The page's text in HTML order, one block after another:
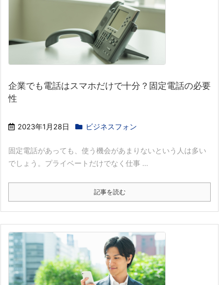
企業でも電話はスマホだけで十分？固定電話の必要
性
2023年1月28日 ビジネスフォン
固定電話があっても、使う機会があまりないという人は多い
でしょう。プライベートだけでなく仕事 ...
記事を読む